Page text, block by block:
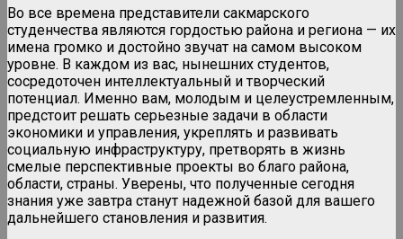
Во все времена представители сакмарского
студенчества являются гордостью района и региона — их
имена громко и достойно звучат на самом высоком
уровне. В каждом из вас, нынешних студентов,
сосредоточен интеллектуальный и творческий
потенциал. Именно вам, молодым и целеустремленным,
предстоит решать серьезные задачи в области
экономики и управления, укреплять и развивать
социальную инфраструктуру, претворять в жизнь
смелые перспективные проекты во благо района,
области, страны. Уверены, что полученные сегодня
знания уже завтра станут надежной базой для вашего
дальнейшего становления и развития.